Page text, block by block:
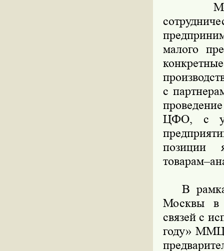
Москва
малого
с
ЦФО, с
позиции
В
Москвы в
связей с
году» ММЦ